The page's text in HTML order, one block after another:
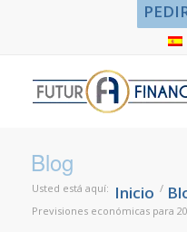
Blog
Usted está aquí: Inicio /
Previsiones económicas para